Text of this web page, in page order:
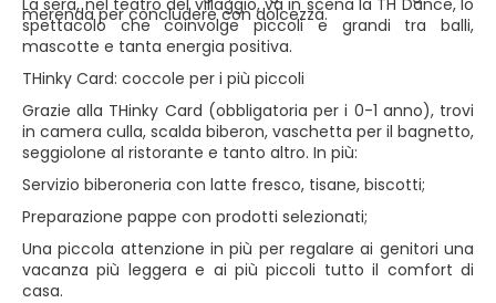
merenda per concludere con dolcezza.
La sera, nel teatro del villaggio, va in scena la TH Dance, lo
spettacolo che coinvolge piccoli e grandi tra balli,
mascotte e tanta energia positiva.
THinky Card: coccole per i più piccoli
Grazie alla THinky Card (obbligatoria per i 0-1 anno), trovi
in camera culla, scalda biberon, vaschetta per il bagnetto,
seggiolone al ristorante e tanto altro. In più:
Servizio biberoneria con latte fresco, tisane, biscotti;
Preparazione pappe con prodotti selezionati;
Una piccola attenzione in più per regalare ai genitori una
vacanza più leggera e ai più piccoli tutto il comfort di
casa.